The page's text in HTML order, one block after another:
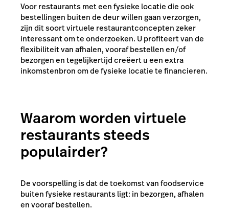
Voor restaurants met een fysieke locatie die ook
bestellingen buiten de deur willen gaan verzorgen,
zijn dit soort virtuele restaurantconcepten zeker
interessant om te onderzoeken. U profiteert van de
flexibiliteit van afhalen, vooraf bestellen en/of
bezorgen en tegelijkertijd creëert u een extra
inkomstenbron om de fysieke locatie te financieren.
Waarom worden virtuele
restaurants steeds
populairder?
De voorspelling is dat de toekomst van foodservice
buiten fysieke restaurants ligt: in bezorgen, afhalen
en vooraf bestellen.